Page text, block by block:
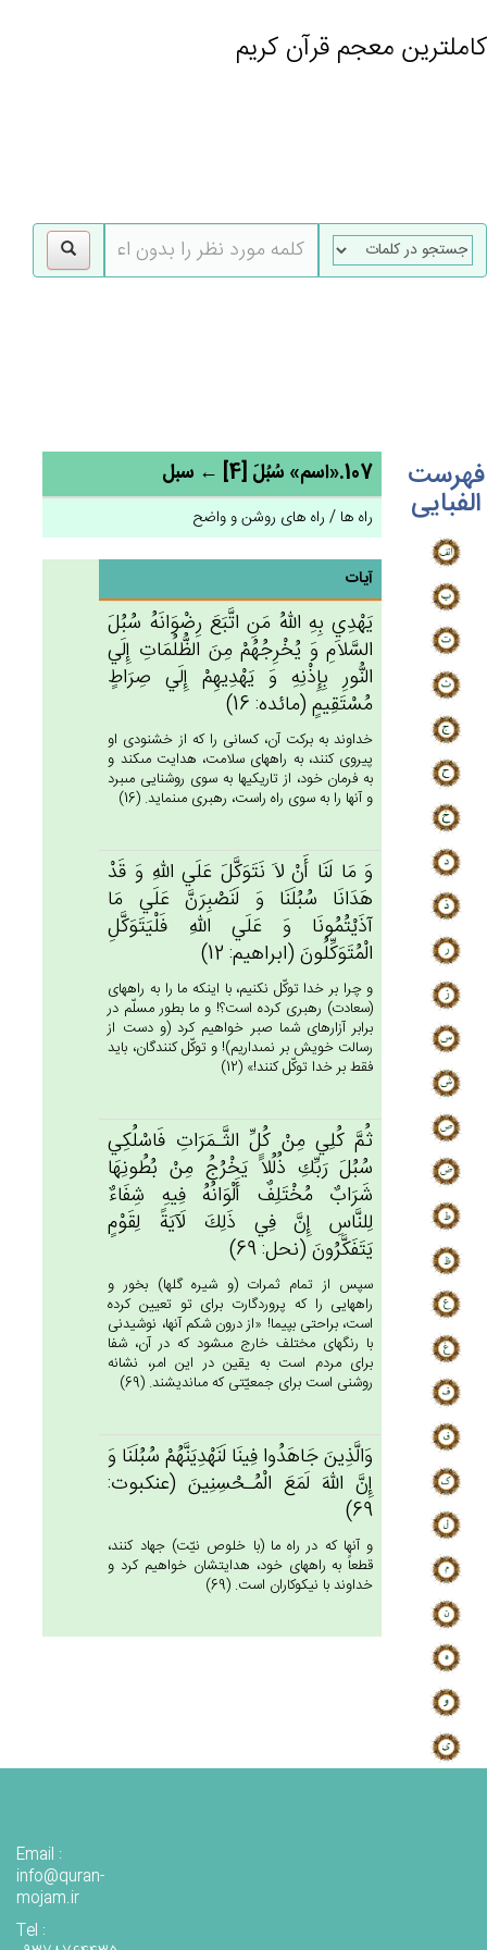
کاملترین معجم قرآن کریم
فهرست
الفبایی
107.«اسم» سُبُل‌َ [4] ← سبل
راه ها / راه های روشن و واضح
آیات
يَهْدِي‌ بِه‌ِ الله‌ُ مَن‌ِ اتَّبَع‌َ رِضْوَانَه‌ُ سُبُل‌َ
السَّلاَم‌ِ وَ يُخْرِجُهُمْ‌ مِن‌َ الظُّلُمَات‌ِ إِلَي‌
النُّورِ بِإِذْنِه‌ِ وَ يَهْدِيهِم‌ْ إِلَي‌ صِرَاط‌ٍ
مُسْتَقِيم‌ٍ (مائده: 16)
خداوند به بركت آن، كسانى را كه از خشنودى او
پيروى كنند، به راه‏هاى سلامت، هدايت مى‏كند و
به فرمان خود، از تاريكيها به سوى روشنايى مى‏برد
و آنها را به سوى راه راست، رهبرى مى‏نمايد. (16)
وَ مَا لَنَا أَنْ لاَ نَتَوَكَّل‌َ عَلَي‌ الله‌ِ وَ قَدْ
هَدَانَا سُبُلَنَا وَ لَنَصْبِرَن‌َّ عَلَي‌ مَا
آذَيْتُمُونَا وَ عَلَي‌ الله‌ِ فَلْيَتَوَكَّل‌ِ
الْمُتَوَكِّلُون‌َ (ابراهيم: 12)
و چرا بر خدا توكّل نكنيم، با اينكه ما را به راه‏هاى
(سعادت) رهبرى كرده است؟! و ما بطور مسلّم در
برابر آزارهاى شما صبر خواهيم كرد (و دست از
رسالت خويش بر نمى‏داريم)! و توكّل كنندگان، بايد
فقط بر خدا توكّل كنند!» (12)
ثُم‌َّ كُلِي‌ مِنْ‌ كُل‌ِّ الثَّـمَرَات‌ِ فَاسْلُكِي‌
سُبُل‌َ رَبِّك‌ِ ذُلُلاًَ يَخْرُج‌ُ مِنْ‌ بُطُونِهَا
شَرَاب‌ٌ مُخْتَلِف‌ٌ أَلْوَانُه‌ُ فِيه‌ِ شِفَاءٌ
لِلنَّاس‌ِ إِن‌َّ فِي‌ ذَلِك‌َ لَآيَة‌ً لِقَوْم‌ٍ
يَتَفَكَّرُون‌َ (نحل: 69)
سپس از تمام ثمرات (و شيره گلها) بخور و
راه‏هايى را كه پروردگارت براى تو تعيين كرده
است، براحتى بپيما! «از درون شكم آنها، نوشيدنى
با رنگهاى مختلف خارج مى‏شود كه در آن، شفا
براى مردم است به يقين در اين امر، نشانه
روشنى است براى جمعيّتى كه مى‏انديشند. (69)
وَالَّذِين‌َ جَاهَدُوا فِينَا لَنَهْدِيَنَّهُم‌ْ سُبُلَنَا وَ
إِن‌َّ الله‌َ لَمَع‌َ الْمُـحْسِنِين‌َ (عنكبوت:
69)
و آنها كه در راه ما (با خلوص نيّت) جهاد كنند،
قطعاً به راه‏هاى خود، هدايتشان خواهيم كرد و
خداوند با نيكوكاران است. (69)
Email :
info@quran-
mojam.ir
Tel :